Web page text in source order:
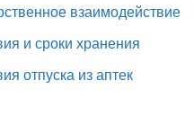
взаимодействие
и сроки хранения
отпуска из аптек